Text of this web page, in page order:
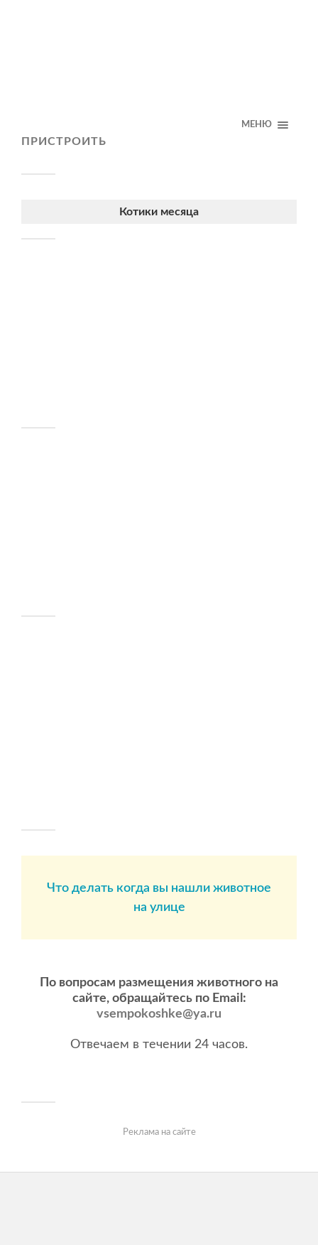
МЕНЮ
ПРИСТРОИТЬ
Котики месяца
Что делать когда вы нашли животное
на улице
По вопросам размещения животного на
сайте, обращайтесь по Email:
vsempokoshke@ya.ru
Отвечаем в течении 24 часов.
Реклама на сайте